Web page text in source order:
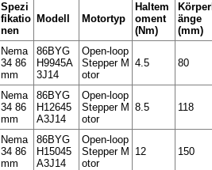
Spezi
fikatio
nen
Modell Motortyp
Haltem
oment
(Nm)
Körperl
änge
(mm)
Nema
34 86
mm
86BYG
H9945A
3J14
Open-loop
Stepper M
otor
4.5 80
Nema
34 86
mm
86BYG
H12645
A3J14
Open-loop
Stepper M
otor
8.5 118
Nema
34 86
mm
86BYG
H15045
A3J14
Open-loop
Stepper M
otor
12 150